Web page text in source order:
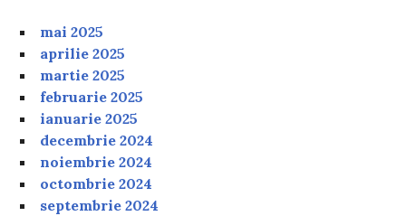
mai 2025
aprilie 2025
martie 2025
februarie 2025
ianuarie 2025
decembrie 2024
noiembrie 2024
octombrie 2024
septembrie 2024